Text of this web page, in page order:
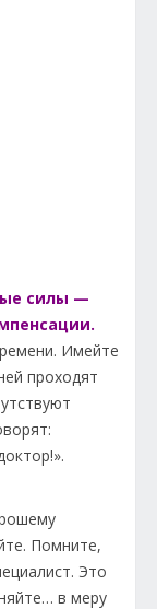
силы —
Имейте
проходят
Помните,
Это
в меру